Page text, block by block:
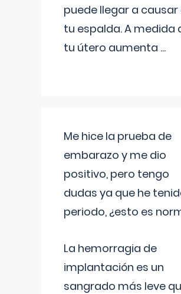
puede llegar a causar
tu espalda. A medida
tu útero aumenta ...
Me hice la prueba de
embarazo y me dio
positivo, pero tengo
dudas ya que he
periodo, ¿esto es
La hemorragia de
implantación es un
sangrado más leve